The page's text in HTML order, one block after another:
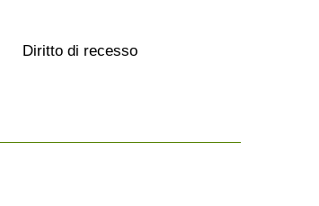
Diritto di recesso